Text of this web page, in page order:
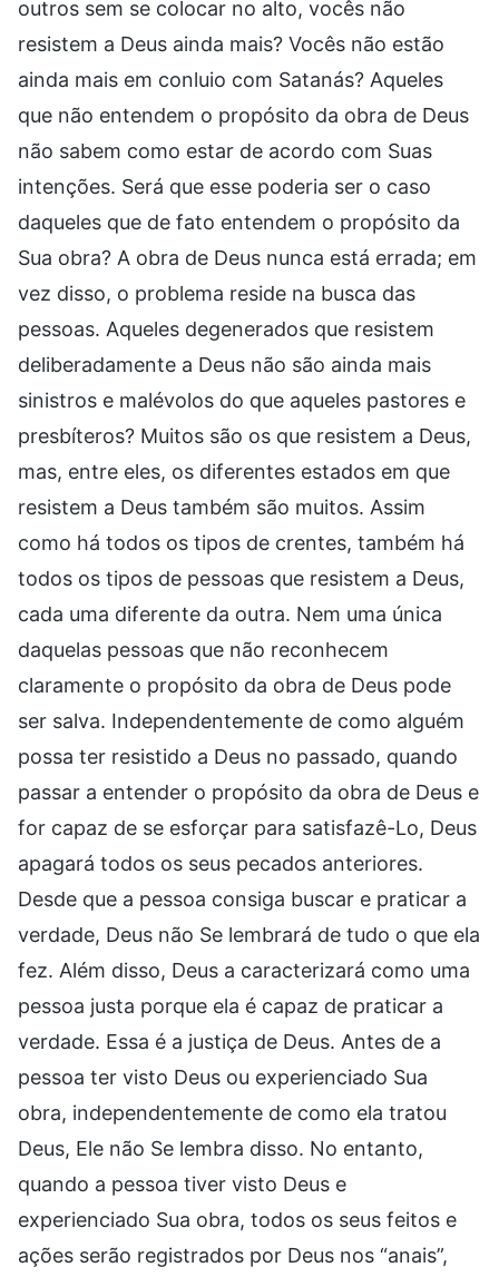
outros sem se colocar no alto, vocês não
resistem a Deus ainda mais? Vocês não estão
ainda mais em conluio com Satanás? Aqueles
que não entendem o propósito da obra de Deus
não sabem como estar de acordo com Suas
intenções. Será que esse poderia ser o caso
daqueles que de fato entendem o propósito da
Sua obra? A obra de Deus nunca está errada; em
vez disso, o problema reside na busca das
pessoas. Aqueles degenerados que resistem
deliberadamente a Deus não são ainda mais
sinistros e malévolos do que aqueles pastores e
presbíteros? Muitos são os que resistem a Deus,
mas, entre eles, os diferentes estados em que
resistem a Deus também são muitos. Assim
como há todos os tipos de crentes, também há
todos os tipos de pessoas que resistem a Deus,
cada uma diferente da outra. Nem uma única
daquelas pessoas que não reconhecem
claramente o propósito da obra de Deus pode
ser salva. Independentemente de como alguém
possa ter resistido a Deus no passado, quando
passar a entender o propósito da obra de Deus e
for capaz de se esforçar para satisfazê-Lo, Deus
apagará todos os seus pecados anteriores.
Desde que a pessoa consiga buscar e praticar a
verdade, Deus não Se lembrará de tudo o que ela
fez. Além disso, Deus a caracterizará como uma
pessoa justa porque ela é capaz de praticar a
verdade. Essa é a justiça de Deus. Antes de a
pessoa ter visto Deus ou experienciado Sua
obra, independentemente de como ela tratou
Deus, Ele não Se lembra disso. No entanto,
quando a pessoa tiver visto Deus e
experienciado Sua obra, todos os seus feitos e
ações serão registrados por Deus nos “anais”,